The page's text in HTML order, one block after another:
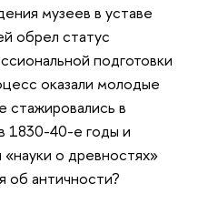
музеев в уставе
обрел статус
подготовки
оказали молодые
стажировались в
1830-40-е годы и
о древностях»
об античности?